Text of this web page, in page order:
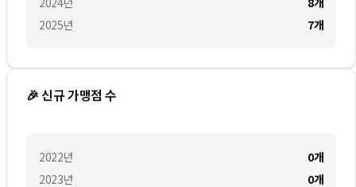
2025년
7개
🎉 신규 가맹점 수
2022년
2023년
0개
0개